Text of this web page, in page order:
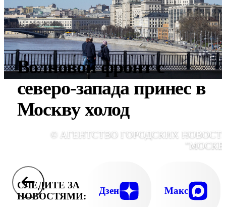
Волновой фронт с
северо-запада принес в
Москву холод
© АГЕНТСТВО ГОРОДСКИХ
СЛЕДИТЕ ЗА
НОВОСТЯМИ:
Дзен Макс